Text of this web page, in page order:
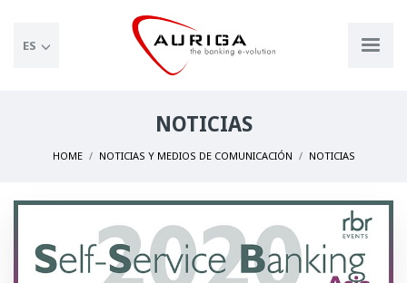
ES
NOTICIAS
HOME NOTICIAS Y MEDIOS DE COMUNICACIÓN NOTICIAS